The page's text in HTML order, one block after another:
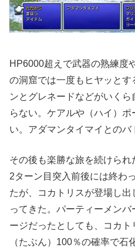
HP6000超えで武器の熟練度
の洞窟では一度もヒヤッと
ンとグレネードなどがいく
らない。ケアルや（ハイ）
い。アダマンタイマイとのバ
その後も楽勝な旅を続けられ
2ターン目突入前後には終わ
たが、コカトリスが登場し
ってきた。パーティーメン
ージだったとしても、コカ
（たぶん）100％の確率で石